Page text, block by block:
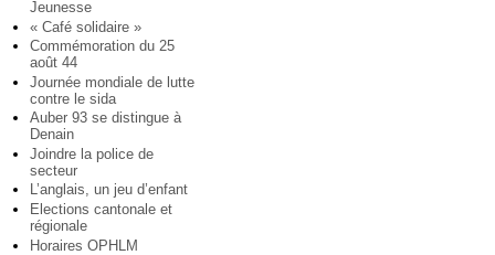
Jeunesse
« Café solidaire »
Commémoration du 25
août 44
Journée mondiale de lutte
contre le sida
Auber 93 se distingue à
Denain
Joindre la police de
secteur
L’anglais, un jeu d’enfant
Elections cantonale et
régionale
Horaires OPHLM